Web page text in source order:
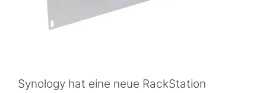
Synology hat eine neue RackStation